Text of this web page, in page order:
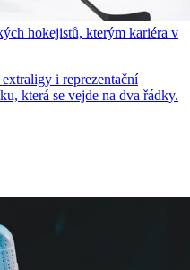
hokejistů, kterým kariéra v
i reprezentační
která se vejde na dva řádky.